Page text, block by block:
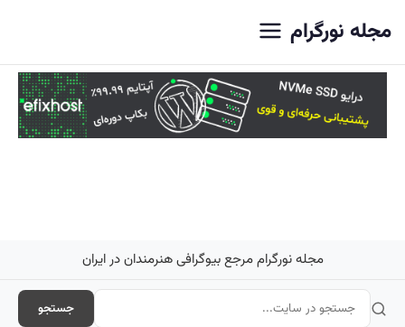
مجله نورگرام
مجله نورگرام مرجع بیوگرافی هنرمندان در ایران
جستجو